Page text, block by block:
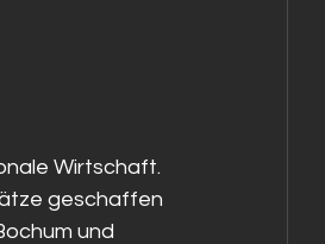
Wirtschaft.
geschaffen
und